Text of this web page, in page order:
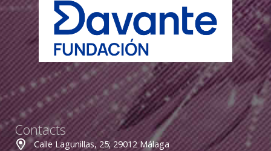
Contacts
Calle Lagunillas, 25; 29012 Málaga